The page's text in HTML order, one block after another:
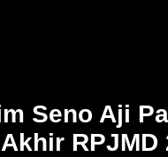
Seno Aji
RPJMD